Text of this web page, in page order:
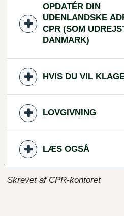
OPDATÉR DIN
UDENLANDSKE
CPR (SOM
DANMARK)
HVIS DU VIL
LOVGIVNING
LÆS OGSÅ
Skrevet af CPR-kontoret